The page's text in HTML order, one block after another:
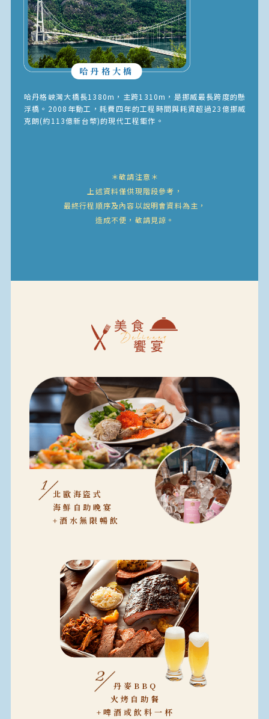
哈丹格大橋
哈丹格峽灣大橋長1380m，主跨1310m，是挪威最長跨度的懸
浮橋。2008年動工，耗費四年的工程時間與耗資超過23億挪威
克朗(約113億新台幣)的現代工程鉅作。
＊敬請注意＊
上述資料僅供現階段參考，
最終行程順序及內容以說明會資料為主，
造成不便，敬請見諒。
北歐海盜式
海鮮自助晚宴
+酒水無限暢飲
丹麥BBQ
火烤自助餐
+啤酒或飲料一杯